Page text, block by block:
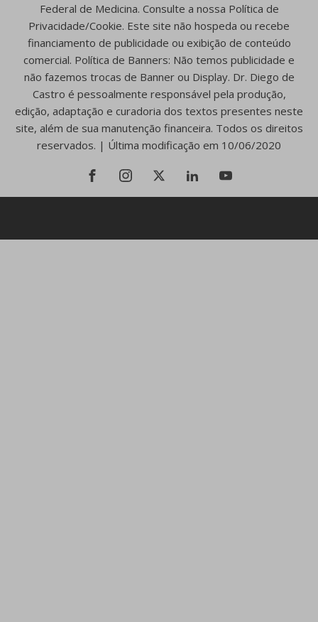
Federal de Medicina. Consulte a nossa Política de
Privacidade/Cookie. Este site não hospeda ou recebe
financiamento de publicidade ou exibição de conteúdo
comercial. Política de Banners: Não temos publicidade e
não fazemos trocas de Banner ou Display. Dr. Diego de
Castro é pessoalmente responsável pela produção,
edição, adaptação e curadoria dos textos presentes neste
site, além de sua manutenção financeira. Todos os direitos
reservados. | Última modificação em 10/06/2020